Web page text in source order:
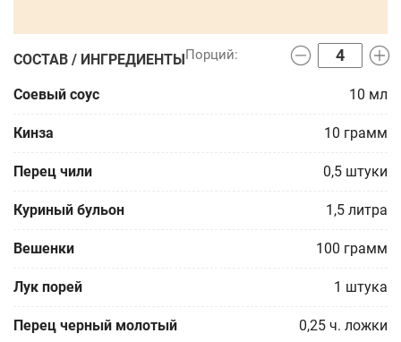
СОСТАВ / ИНГРЕДИЕНТЫ
Соевый соус 10 мл
Кинза 10 грамм
Перец чили 0,5 штуки
Куриный бульон 1,5 литра
Вешенки 100 грамм
Лук порей 1 штука
Перец черный молотый 0,25 ч. ложки